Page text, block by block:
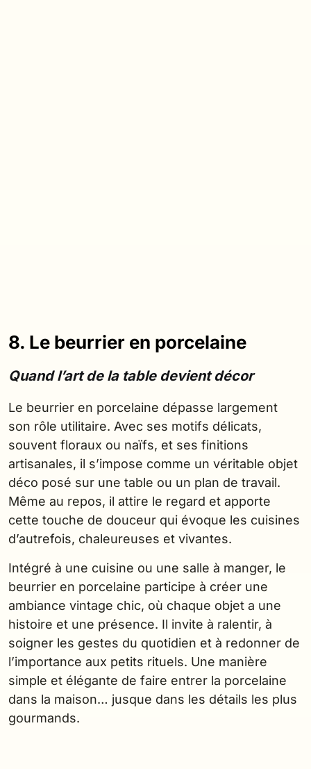
8. Le beurrier en porcelaine
Quand l’art de la table devient décor
Le beurrier en porcelaine dépasse largement
son rôle utilitaire. Avec ses motifs délicats,
souvent floraux ou naïfs, et ses finitions
artisanales, il s’impose comme un véritable objet
déco posé sur une table ou un plan de travail.
Même au repos, il attire le regard et apporte
cette touche de douceur qui évoque les cuisines
d’autrefois, chaleureuses et vivantes.
Intégré à une cuisine ou une salle à manger, le
beurrier en porcelaine participe à créer une
ambiance vintage chic, où chaque objet a une
histoire et une présence. Il invite à ralentir, à
soigner les gestes du quotidien et à redonner de
l’importance aux petits rituels. Une manière
simple et élégante de faire entrer la porcelaine
dans la maison… jusque dans les détails les plus
gourmands.